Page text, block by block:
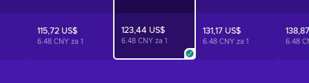
115,72 US$
6.48 CNY za 1
123,44 US$
6.48 CNY za 1
131,17 US$
6.48 CNY za 1 6.48